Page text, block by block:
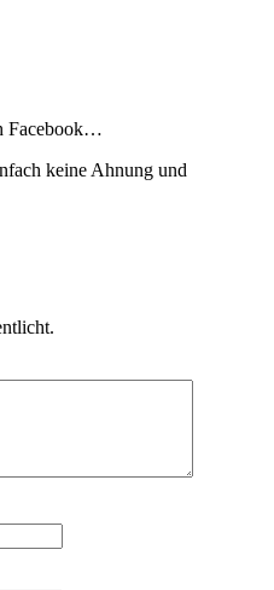
Facebook…
keine Ahnung und